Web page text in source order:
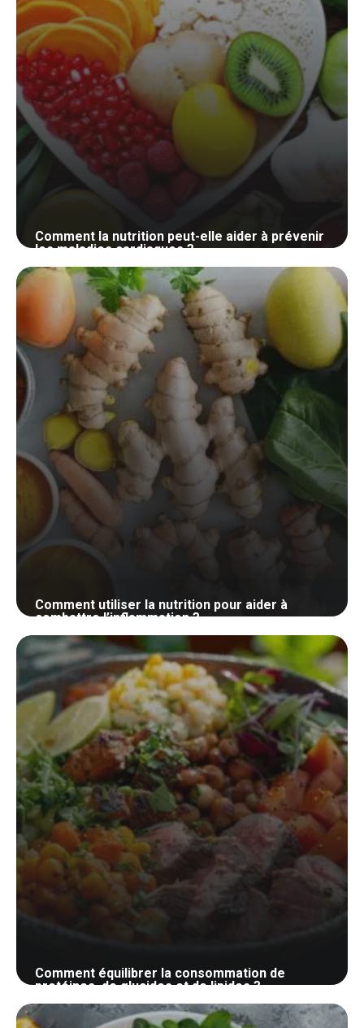
Comment la nutrition peut-elle aider à prévenir
les maladies cardiaques ?
24 mai 2024
Comment utiliser la nutrition pour aider à
combattre l’inflammation ?
3 mai 2024
Comment équilibrer la consommation de
protéines, de glucides et de lipides ?
2 mai 2024